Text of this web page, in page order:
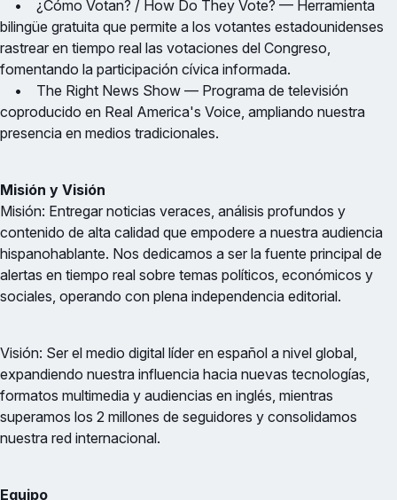
• ¿Cómo Votan? / How Do They Vote? — Herramienta
bilingüe gratuita que permite a los votantes estadounidenses
rastrear en tiempo real las votaciones del Congreso,
fomentando la participación cívica informada.
• The Right News Show — Programa de televisión
coproducido en Real America's Voice, ampliando nuestra
presencia en medios tradicionales.
Misión y Visión
Misión: Entregar noticias veraces, análisis profundos y
contenido de alta calidad que empodere a nuestra audiencia
hispanohablante. Nos dedicamos a ser la fuente principal de
alertas en tiempo real sobre temas políticos, económicos y
sociales, operando con plena independencia editorial.
Visión: Ser el medio digital líder en español a nivel global,
expandiendo nuestra influencia hacia nuevas tecnologías,
formatos multimedia y audiencias en inglés, mientras
superamos los 2 millones de seguidores y consolidamos
nuestra red internacional.
Equipo